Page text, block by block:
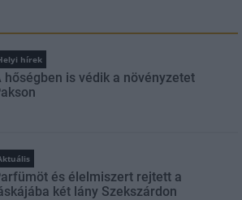
hírek
hőségben is védik a növényzetet
és élelmiszert rejtett a
két lány Szekszárdon